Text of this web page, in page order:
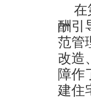
在
酬引
范管
改造
障作
建住